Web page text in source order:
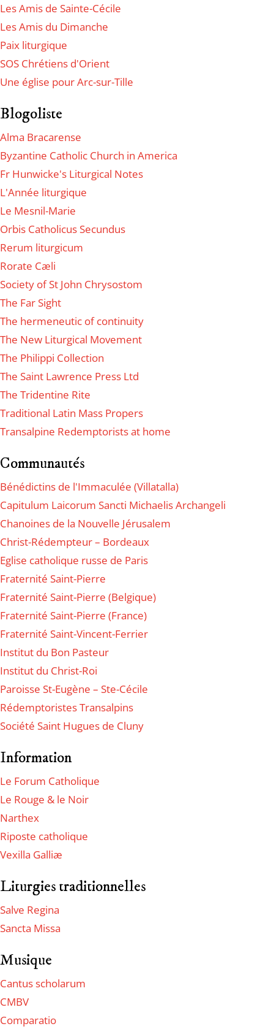
Les Amis de Sainte-Cécile
Les Amis du Dimanche
Paix liturgique
SOS Chrétiens d'Orient
Une église pour Arc-sur-Tille
Blogoliste
Alma Bracarense
Byzantine Catholic Church in America
Fr Hunwicke's Liturgical Notes
L'Année liturgique
Le Mesnil-Marie
Orbis Catholicus Secundus
Rerum liturgicum
Rorate Cæli
Society of St John Chrysostom
The Far Sight
The hermeneutic of continuity
The New Liturgical Movement
The Philippi Collection
The Saint Lawrence Press Ltd
The Tridentine Rite
Traditional Latin Mass Propers
Transalpine Redemptorists at home
Communautés
Bénédictins de l'Immaculée (Villatalla)
Capitulum Laicorum Sancti Michaelis Archangeli
Chanoines de la Nouvelle Jérusalem
Christ-Rédempteur – Bordeaux
Eglise catholique russe de Paris
Fraternité Saint-Pierre
Fraternité Saint-Pierre (Belgique)
Fraternité Saint-Pierre (France)
Fraternité Saint-Vincent-Ferrier
Institut du Bon Pasteur
Institut du Christ-Roi
Paroisse St-Eugène – Ste-Cécile
Rédemptoristes Transalpins
Société Saint Hugues de Cluny
Information
Le Forum Catholique
Le Rouge & le Noir
Narthex
Riposte catholique
Vexilla Galliæ
Liturgies traditionnelles
Salve Regina
Sancta Missa
Musique
Cantus scholarum
CMBV
Comparatio